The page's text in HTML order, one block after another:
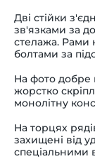
Дві стійки
зв'язками за
стелажа. Рами
болтами за
На фото добре
жорстко
монолітну
На торцях
захищені від
спеціальними